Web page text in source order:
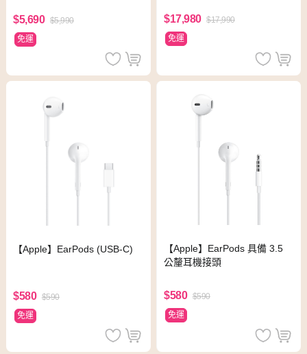
$5,690 $5,990
免運
$17,980 $17,990
免運
【Apple】EarPods (USB-C)
$580 $590
免運
【Apple】EarPods 具備 3.5
公釐耳機接頭
$580 $590
免運